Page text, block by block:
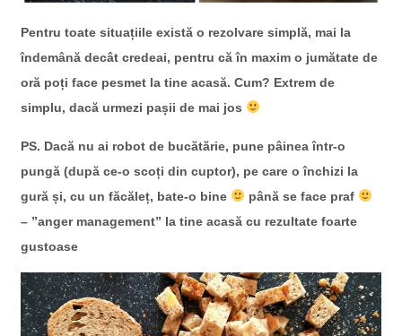
Pentru toate situațiile există o rezolvare simplă, mai la
îndemână decât credeai, pentru că în maxim o jumătate de
oră poți face pesmet la tine acasă. Cum? Extrem de
simplu, dacă urmezi pașii de mai jos
PS. Dacă nu ai robot de bucătărie, pune pâinea într-o
pungă (după ce-o scoți din cuptor), pe care o închizi la
gură și, cu un făcăleț, bate-o bine
până se face praf
– ”anger management” la tine acasă cu rezultate foarte
gustoase